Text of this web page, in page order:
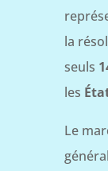
la
seuls
les
Le